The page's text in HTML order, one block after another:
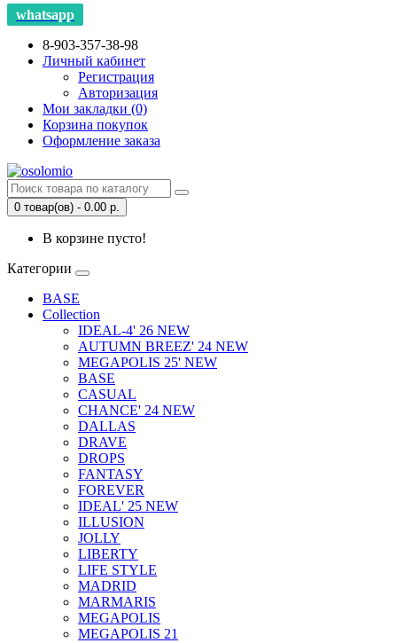
whatsapp
8-903-357-38-98
Личный кабинет
Регистрация
Авторизация
Мои закладки (0)
Корзина покупок
Оформление заказа
0 товар(ов) - 0.00 р.
В корзине пусто!
Категории
BASE
Collection
IDEAL-4' 26 NEW
AUTUMN BREEZ' 24 NEW
MEGAPOLIS 25' NEW
BASE
CASUAL
CHANCE' 24 NEW
DALLAS
DRAVE
DROPS
FANTASY
FOREVER
IDEAL' 25 NEW
ILLUSION
JOLLY
LIBERTY
LIFE STYLE
MADRID
MARMARIS
MEGAPOLIS
MEGAPOLIS 21